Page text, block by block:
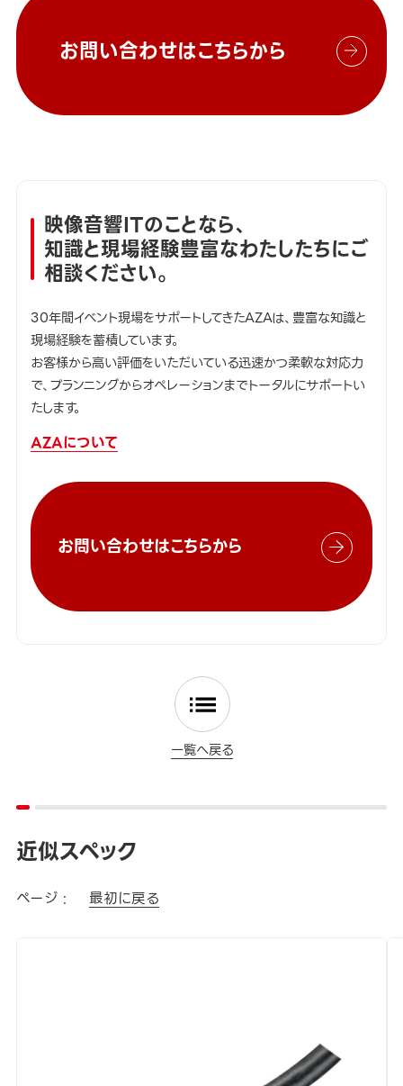
お問い合わせはこちらから
映像音響ITのことなら、
知識と現場経験豊富なわたしたちにご
相談ください。
30年間イベント現場をサポートしてきたAZAは、豊富な知識と
現場経験を蓄積しています。
お客様から高い評価をいただいている迅速かつ柔軟な対応力
で、プランニングからオペレーションまでトータルにサポートい
たします。
AZAについて
お問い合わせはこちらから
一覧へ戻る
近似スペック
ページ : 最初に戻る